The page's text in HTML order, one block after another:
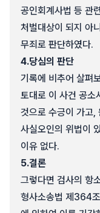
공인회계사법 등 관
처벌대상이 되지 아
무죄로 판단하였다.
4.당심의 판단
기록에 비추어 살펴
토대로 이 사건 공소
것으로 수긍이 가고,
사실오인의 위법이
이유 없다.
5.결론
그렇다면 검사의 항
형사소송법 제364